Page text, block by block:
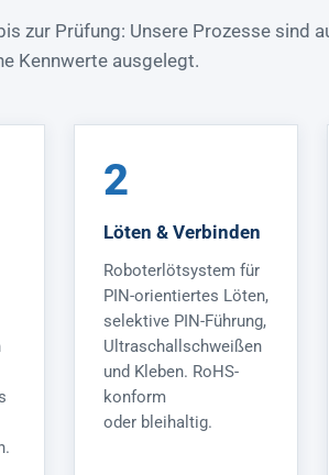
zur Prüfung: Unsere Prozesse sind
Kennwerte ausgelegt.
2
Löten & Verbinden
Roboterlötsystem für
PIN-orientiertes Löten,
selektive PIN-Führung,
Ultraschallschweißen
und Kleben. RoHS-
konform
oder bleihaltig.